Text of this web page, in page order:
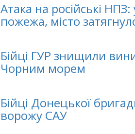
Атака на російські
пожежа, місто
Бійці ГУР знищили
Чорним морем
Бійці Донецької
ворожу САУ